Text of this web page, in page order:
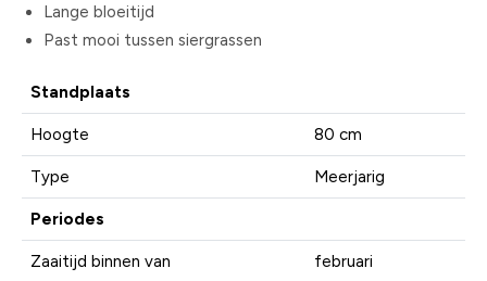
Lange bloeitijd
Past mooi tussen siergrassen
Standplaats
Hoogte 80 cm
Type Meerjarig
Periodes
Zaaitijd binnen van februari